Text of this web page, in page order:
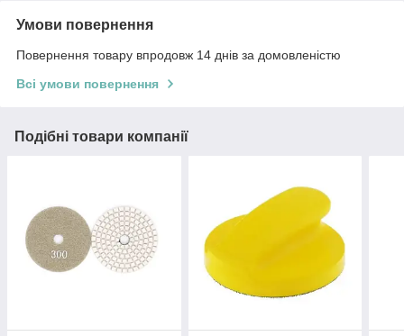
Умови повернення
Повернення товару впродовж 14 днів за домовленістю
Всі умови повернення
Подібні товари компанії